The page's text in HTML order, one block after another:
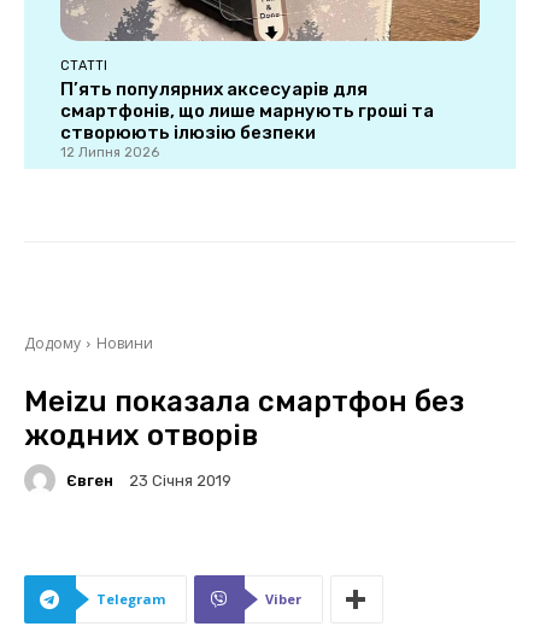
СТАТТІ
П’ять популярних аксесуарів для
смартфонів, що лише марнують гроші та
створюють ілюзію безпеки
12 Липня 2026